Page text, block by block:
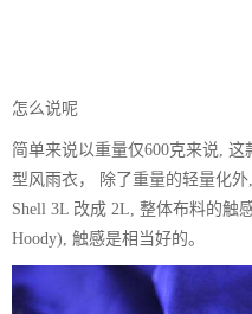
怎么说呢
简单来说以重量仅600克来说,
型风雨衣， 除了重量的轻量化
Shell 3L 改成 2L, 整体布料的触
Hoody), 触感是相当好的。